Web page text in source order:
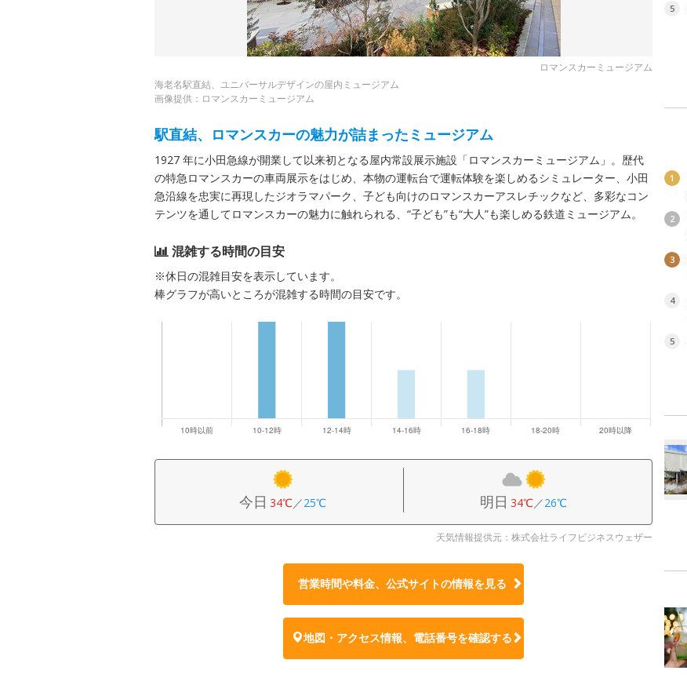
ロマンスカーミュージアム
海老名駅直結、ユニバーサルデザインの屋内ミュージアム
画像提供：ロマンスカーミュージアム
駅直結、ロマンスカーの魅力が詰まったミュージアム
1927 年に小田急線が開業して以来初となる屋内常設展示施設「ロマンスカーミュージアム」。歴代
の特急ロマンスカーの車両展示をはじめ、本物の運転台で運転体験を楽しめるシミュレーター、小田
急沿線を忠実に再現したジオラマパーク、子ども向けのロマンスカーアスレチックなど、多彩なコン
テンツを通してロマンスカーの魅力に触れられる、“子ども”も“大人”も楽しめる鉄道ミュージアム。
混雑する時間の目安
※休日の混雑目安を表示しています。
棒グラフが高いところが混雑する時間の目安です。
今日 34℃／25℃ 明日 34℃／26℃
天気情報提供元：株式会社ライフビジネスウェザー
営業時間や料金、公式サイトの情報を見る
地図・アクセス情報、電話番号を確認する
5
1
2
3
4
5